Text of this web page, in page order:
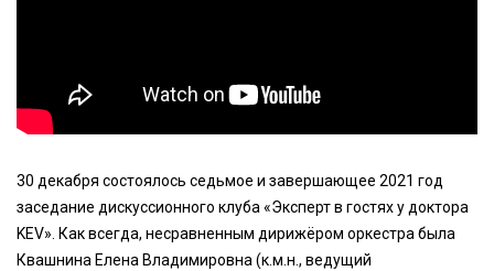
30 декабря состоялось седьмое и завершающее 2021 год
заседание дискуссионного клуба «Эксперт в гостях у доктора
KEV». Как всегда, несравненным дирижёром оркестра была
Квашнина Елена Владимировна (к.м.н., ведущий